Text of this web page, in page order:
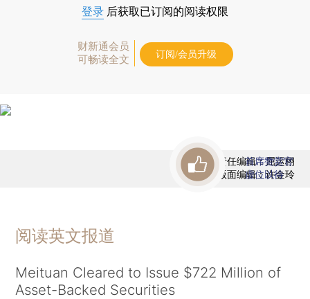
登录 后获取已订阅的阅读权限
财新通会员
可畅读全文
订阅/会员升级
责任编辑：屈运栩
版面编辑：许金玲
首席赞赏官
虚位以待
阅读英文报道
Meituan Cleared to Issue $722 Million of
Asset-Backed Securities